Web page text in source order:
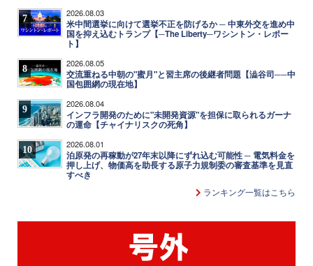
7 2026.08.03
米中間選挙に向けて選挙不正を防げるか ─ 中東外交を進め中
国を抑え込むトランプ【─The Liberty─ワシントン・レポー
ト】
8 2026.08.05
交流重ねる中朝の"蜜月"と習主席の後継者問題【澁谷司──中
国包囲網の現在地】
9 2026.08.04
インフラ開発のために"未開発資源"を担保に取られるガーナ
の運命【チャイナリスクの死角】
10 2026.08.01
泊原発の再稼動が27年末以降にずれ込む可能性 ─ 電気料金を
押し上げ、物価高を助長する原子力規制委の審査基準を見直
すべき
ランキング一覧はこちら